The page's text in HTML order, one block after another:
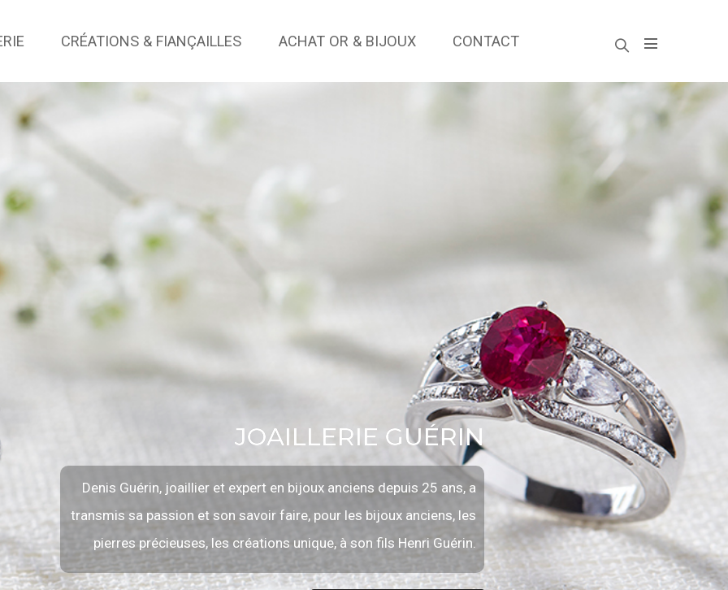
CRÉATIONS & FIANÇAILLES ACHAT OR & BIJOUX CONTACT
JOAILLERIE GUÉRIN
Denis Guérin, joaillier et expert en bijoux anciens depuis 25 ans, a
transmis sa passion et son savoir faire, pour les bijoux anciens, les
pierres précieuses, les créations unique, à son fils Henri Guérin.